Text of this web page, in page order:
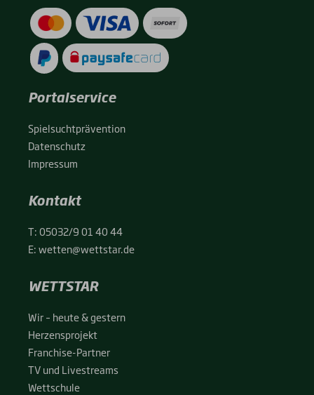
Portalservice
Spiel­sucht­prä­ven­ti­on
Daten­schutz
Impres­sum
Kontakt
T:05032/9 01 40 44
E:wetten@wettstar.de
WETTSTAR
Wir – heu­te & ges­tern
Her­zens­pro­jekt
Fran­chise-Par­t­­ner
TV und Live­streams
Wett­schu­le